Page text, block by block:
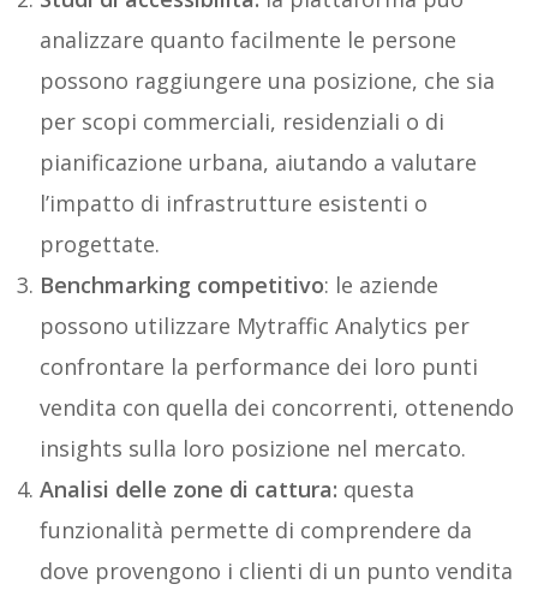
analizzare quanto facilmente le persone
possono raggiungere una posizione, che sia
per scopi commerciali, residenziali o di
pianificazione urbana, aiutando a valutare
l’impatto di infrastrutture esistenti o
progettate.
Benchmarking competitivo: le aziende
possono utilizzare Mytraffic Analytics per
confrontare la performance dei loro punti
vendita con quella dei concorrenti, ottenendo
insights sulla loro posizione nel mercato.
Analisi delle zone di cattura: questa
funzionalità permette di comprendere da
dove provengono i clienti di un punto vendita